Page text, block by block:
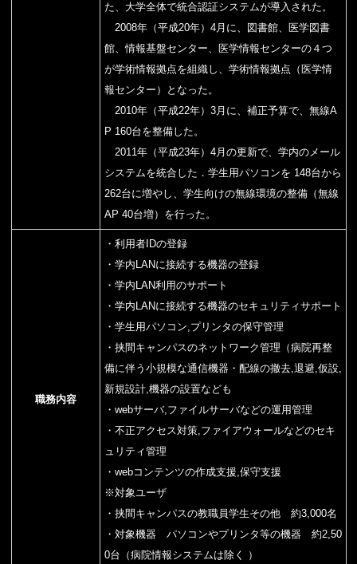
た、大学全体で統合認証システムが導入された。
2008年（平成20年）4月に、図書館、医学図書
館、情報基盤センター、医学情報センターの４つ
が学術情報拠点を組織し、学術情報拠点（医学情
報センター）となった。
2010年（平成22年）3月に、補正予算で、無線A
P 160台を整備した。
2011年（平成23年）4月の更新で、学内のメール
システムを統合した．学生用パソコンを 148台から
262台に増やし、学生向けの無線環境の整備（無線
AP 40台増）を行った。
職務内容
・利用者IDの登録
・学内LANに接続する機器の登録
・学内LAN利用のサポート
・学内LANに接続する機器のセキュリティサポート
・学生用パソコン,プリンタの保守管理
・挟間キャンパスのネットワーク管理（病院再整
備に伴う小規模な通信機器・配線の撤去,退避,仮設,
新規設計,機器の設置なども
・webサーバ,ファイルサーバなどの運用管理
・不正アクセス対策,ファイアウォールなどのセキ
ュリティ管理
・webコンテンツの作成支援,保守支援
※対象ユーザ
・挟間キャンパスの教職員学生その他 約3,000名
・対象機器 パソコンやプリンタ等の機器 約2,50
0台（病院情報システムは除く ）